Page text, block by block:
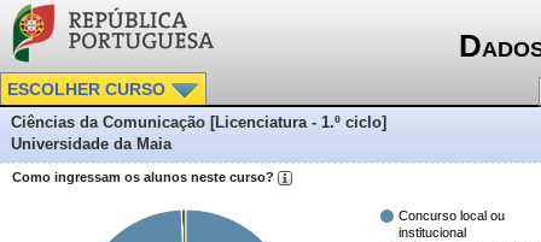
ESCOLHER CURSO
Ciências da Comunicação [Licenciatura - 1.º ciclo]
Universidade da Maia
Como ingressam os alunos neste curso?
Concurso local ou
institucional